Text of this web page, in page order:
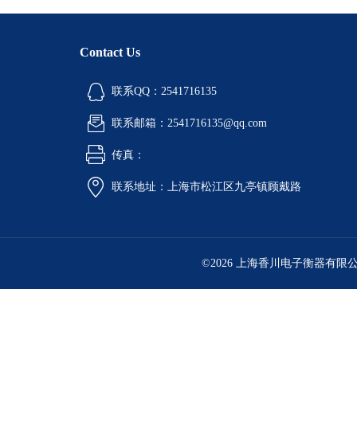
Contact Us
联系QQ：2541716135
联系邮箱：2541716135@qq.com
传真：
联系地址：上海市松江区九亭镇顾戴路
©2026 上海香川电子衡器有限